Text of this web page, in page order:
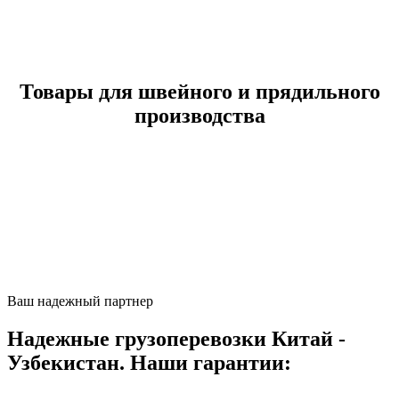
Товары для швейного и прядильного
производства
Ваш надежный партнер
Надежные грузоперевозки Китай -
Узбекистан. Наши гарантии: